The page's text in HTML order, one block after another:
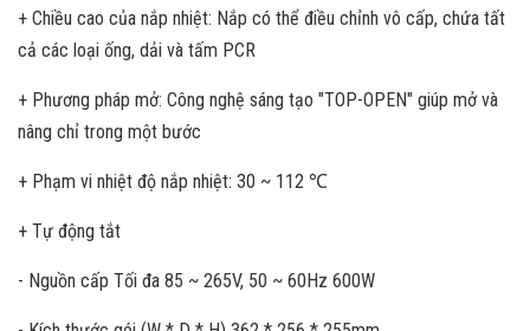
+ Chiều cao của nắp nhiệt: Nắp có thể điều chỉnh vô cấp, chứa tất
cả các loại ống, dải và tấm PCR
+ Phương pháp mở: Công nghệ sáng tạo "TOP-OPEN" giúp mở và
nâng chỉ trong một bước
+ Phạm vi nhiệt độ nắp nhiệt: 30 ~ 112 ℃
+ Tự động tắt
- Nguồn cấp Tối đa 85 ~ 265V, 50 ~ 60Hz 600W